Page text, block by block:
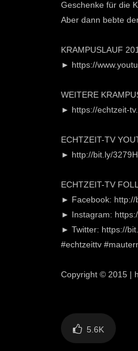
Geschenke für die
Aber dann bebte
KRAMPUSLAUF
► https://
WEITERE
► https://echtzeit-
ECHTZEIT-TV
► http://bit.ly/
ECHTZEIT-TV
► Facebook: http://
► Instagram:
► Twitter: https://
#echtzeittv
Copyright © 2015 |
5.6K